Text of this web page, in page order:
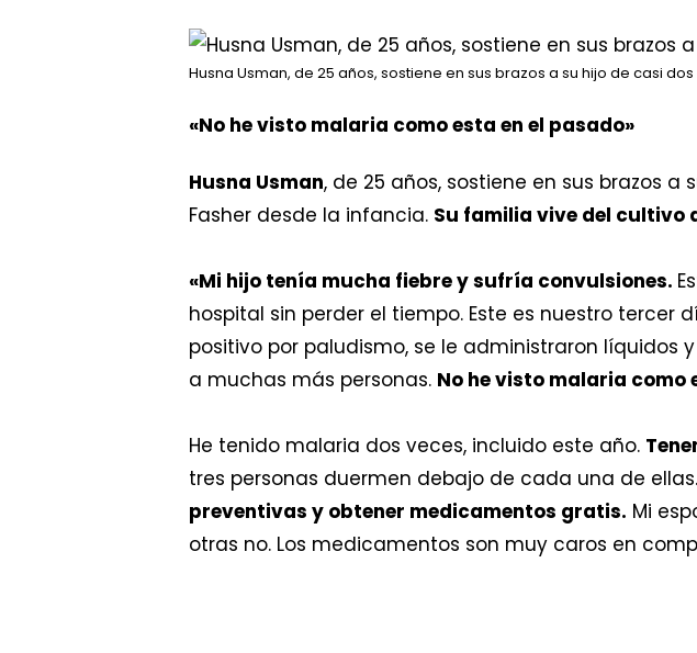
Husna Usman, de 25 años, sostiene en sus brazos a su hijo de casi
«No he visto malaria como esta en el pasado»
Husna Usman, de 25 años, sostiene en sus brazos a
Fasher desde la infancia. Su familia vive del cultivo
«Mi hijo tenía mucha fiebre y sufría convulsiones.
hospital sin perder el tiempo. Este es nuestro
positivo por paludismo, se le administraron
a muchas más personas. No he visto malaria como
He tenido malaria dos veces, incluido este año.
tres personas duermen debajo de cada una de
preventivas y obtener medicamentos gratis. Mi
otras no. Los medicamentos son muy caros en